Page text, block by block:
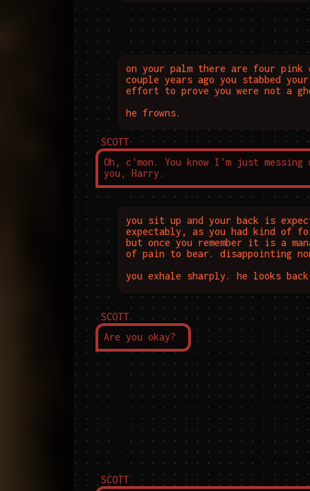
on your palm there are four
couple years ago you stabbed
effort to prove you were not a
he frowns.
SCOTT
Oh, c'mon. You know I'm just messing
you, Harry.
you sit up and your back is
expectably, as you had kind of
but once you remember it is a
of pain to bear. disappointing
you exhale sharply. he looks
SCOTT
Are you okay?
SCOTT